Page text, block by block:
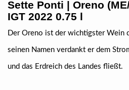
Sette Ponti | Oreno
IGT 2022 0.75 l
Der Oreno ist der wichtigster Wein
seinen Namen verdankt er dem
und das Erdreich des Landes fließt.